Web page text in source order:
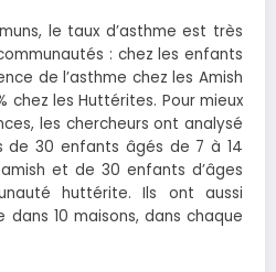
le taux d’asthme est très
: chez les enfants
de l’asthme chez les Amish
chez les Huttérites. Pour mieux
les chercheurs ont analysé
de 30 enfants âgés de 7 à 14
et de 30 enfants d’âges
huttérite. Ils ont aussi
10 maisons, dans chaque